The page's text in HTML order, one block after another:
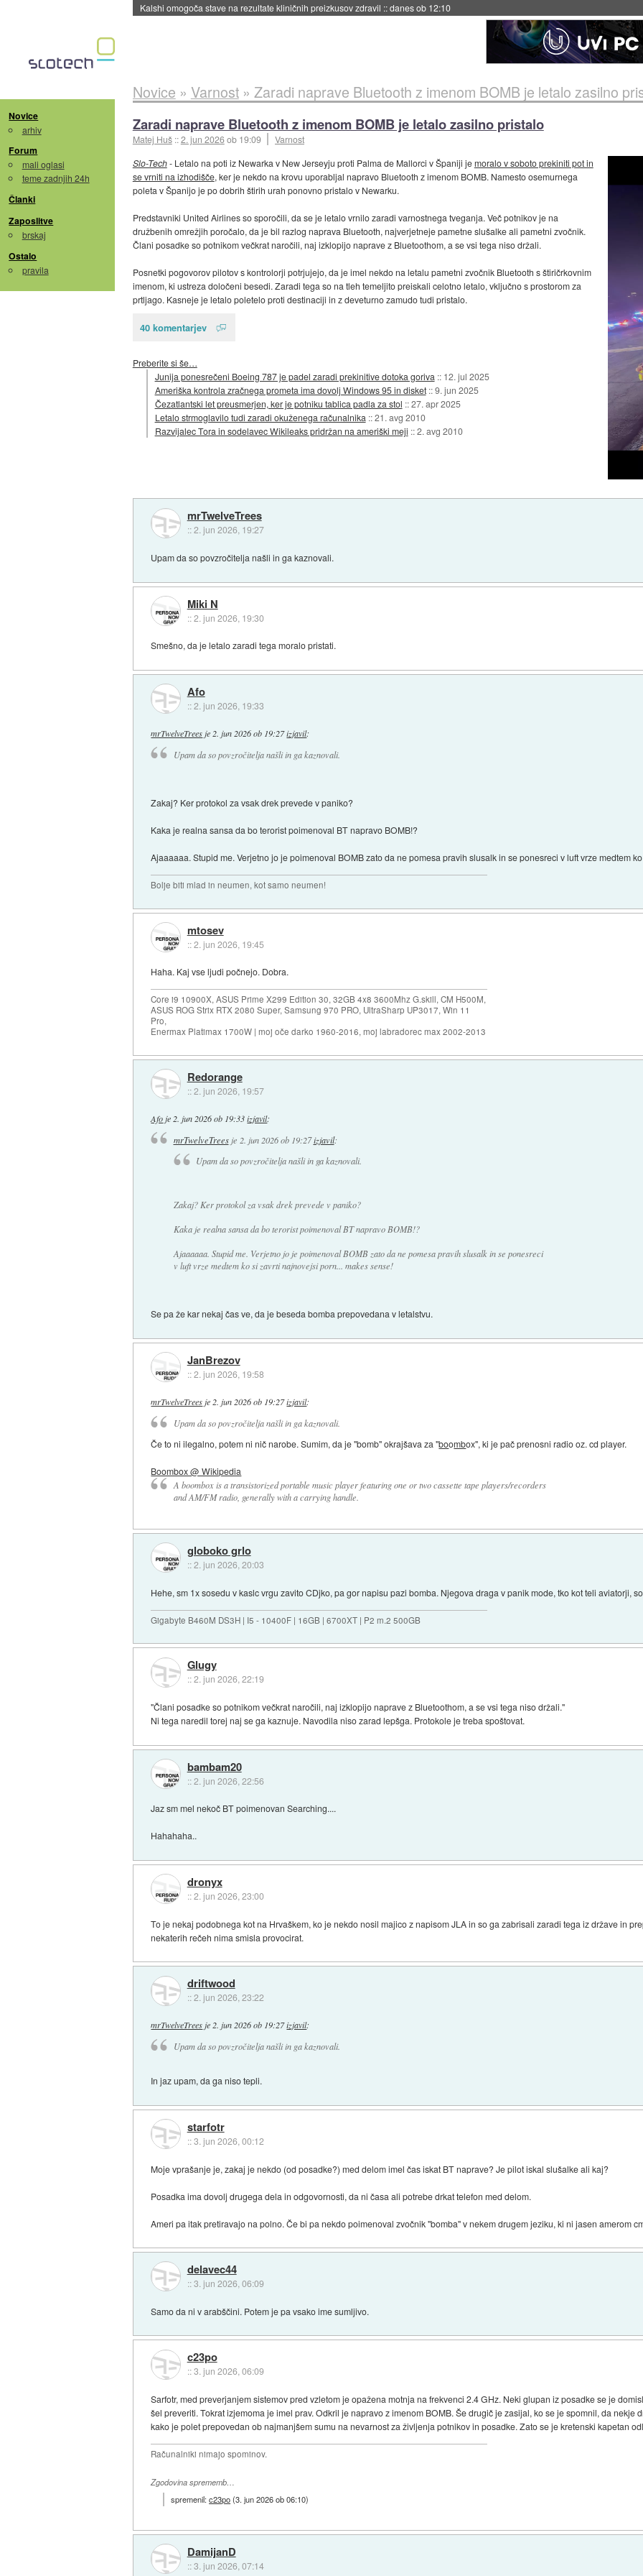
Sandisk že prodal več kot polovico SSD-jev za naslednji dve leti::danes ob 11:37
Novice
arhiv
Forum
mali oglasi
teme zadnjih 24h
Članki
Zaposlitve
brskaj
Ostalo
pravila
Novice » Varnost» Zaradi naprave Bluetooth z imenom BOMB je letalo zasilno
Zaradi naprave Bluetooth z imenom BOMB je letalo zasilno pristalo
Matej Huš ::2. jun 2026ob 19:09
Varnost
Slo-Tech- Letalo na poti iz Newarka v New Jerseyju proti Palma de Mallorci v Španiji jemoralo v soboto prekiniti pot in
se vrniti na izhodišče, ker je nekdo na krovu uporabljal napravo Bluetooth z imenom BOMB. Namesto osemurnega
poleta v Španijo je po dobrih štirih urah ponovno pristalo v Newarku.
Predstavniki United Airlines so sporočili, da se je letalo vrnilo zaradi varnostnega tveganja. Več potnikov je na
družbenih omrežjih poročalo, da je bil razlog naprava Bluetooth, najverjetneje pametne slušalke ali pametni zvočnik.
Člani posadke so potnikom večkrat naročili, naj izklopijo naprave z Bluetoothom, a se vsi tega niso držali.
Posnetki pogovorov pilotov s kontrolorji potrjujejo, da je imel nekdo na letalu pametni zvočnik Bluetooth s štiričrkovnim
imenom, ki ustreza določeni besedi. Zaradi tega so na tleh temeljito preiskali celotno letalo, vključno s prostorom za
prtljago. Kasneje je letalo poletelo proti destinaciji in z deveturno zamudo tudi pristalo.
40 komentarjev
Preberite si še…
Junija ponesrečeni Boeing 787 je padel zaradi prekinitive dotoka goriva :: 12. jul 2025
Ameriška kontrola zračnega prometa ima dovolj Windows 95 in disket ::9. jun 2025
Čezatlantski let preusmerjen, ker je potniku tablica padla za stol ::27. apr 2025
Letalo strmoglavilo tudi zaradi okuženega računalnika ::21. avg 2010
Razvijalec Tora in sodelavec Wikileaks pridržan na ameriški meji ::2. avg 2010
mrTwelveTrees
::2. jun 2026, 19:27
Upam da so povzročitelja našli in ga kaznovali.
Miki N
::2. jun 2026, 19:30
Smešno, da je letalo zaradi tega moralo pristati.
Afo
::2. jun 2026, 19:33
mrTwelveTrees je 2. jun 2026 ob 19:27izjavil:
Upam da so povzročitelja našli in ga kaznovali.
Zakaj? Ker protokol za vsak drek prevede v paniko?
Kaka je realna sansa da bo terorist poimenoval BT napravo BOMB!?
Ajaaaaaa. Stupid me. Verjetno jo je poimenoval BOMB zato da ne pomesa pravih slusalk in se ponesreci v luft vrze medtem
Bolje biti mlad in neumen, kot samo neumen!
mtosev
::2. jun 2026, 19:45
Haha. Kaj vse ljudi počnejo. Dobra.
Core i9 10900X, ASUS Prime X299 Edition 30, 32GB 4x8 3600Mhz G.skill, CM H500M,
ASUS ROG Strix RTX 2080 Super, Samsung 970 PRO, UltraSharp UP3017, Win 11
Pro,
Enermax Platimax 1700W | moj oče darko 1960-2016, moj labradorec max 2002-2013
Redorange
::2. jun 2026, 19:57
Afo je 2. jun 2026 ob 19:33 izjavil:
mrTwelveTreesje 2. jun 2026 ob 19:27 izjavil:
Upam da so povzročitelja našli in ga kaznovali.
Zakaj? Ker protokol za vsak drek prevede v paniko?
Kaka je realna sansa da bo terorist poimenoval BT napravo BOMB!?
Ajaaaaaa. Stupid me. Verjetno jo je poimenoval BOMB zato da ne pomesa pravih slusalk in se ponesreci
v luft vrze medtem ko si zavrti najnovejsi porn... makes sense!
Se pa že kar nekaj čas ve, da je beseda bomba prepovedana v letalstvu.
JanBrezov
::2. jun 2026, 19:58
mrTwelveTrees je 2. jun 2026 ob 19:27izjavil:
Upam da so povzročitelja našli in ga kaznovali.
Če to ni ilegalno, potem ni nič narobe. Sumim, da je "bomb" okrajšava za "boombox", ki je pač prenosni radio oz. cd player.
Boombox @ Wikipedia
A boombox is a transistorized portable music player featuring one or two cassette tape players/recorders
and AM/FM radio, generally with a carrying handle.
globoko grlo
::2. jun 2026, 20:03
Hehe, sm 1x sosedu v kaslc vrgu zavito CDjko, pa gor napisu pazi bomba. Njegova draga v panik mode, tko kot teli aviatorji,
Gigabyte B460M DS3H | I5 - 10400F | 16GB | 6700XT | P2 m.2 500GB
Glugy
::2. jun 2026, 22:19
"Člani posadke so potnikom večkrat naročili, naj izklopijo naprave z Bluetoothom, a se vsi tega niso držali."
Ni tega naredil torej naj se ga kaznuje. Navodila niso zarad lepšga. Protokole je treba spoštovat.
bambam20
::2. jun 2026, 22:56
Jaz sm mel nekoč BT poimenovan Searching....
Hahahaha..
dronyx
::2. jun 2026, 23:00
To je nekaj podobnega kot na Hrvaškem, ko je nekdo nosil majico z napisom JLA in so ga zabrisali zaradi tega iz države in
nekaterih rečeh nima smisla provocirat.
driftwood
::2. jun 2026, 23:22
mrTwelveTrees je 2. jun 2026 ob 19:27izjavil:
Upam da so povzročitelja našli in ga kaznovali.
In jaz upam, da ga niso tepli.
starfotr
::3. jun 2026, 00:12
Moje vprašanje je, zakaj je nekdo (od posadke?) med delom imel čas iskat BT naprave? Je pilot iskal slušalke ali kaj?
Posadka ima dovolj drugega dela in odgovornosti, da ni časa ali potrebe drkat telefon med delom.
Ameri pa itak pretiravajo na polno. Če bi pa nekdo poimenoval zvočnik "bomba" v nekem drugem jeziku, ki ni jasen amerom
delavec44
::3. jun 2026, 06:09
Samo da ni v arabščini. Potem je pa vsako ime sumljivo.
c23po
::3. jun 2026, 06:09
Sarfotr, med preverjanjem sistemov pred vzletom je opažena motnja na frekvenci 2.4 GHz. Neki glupan iz posadke se je
šel preveriti. Tokrat izjemoma je imel prav. Odkril je napravo z imenom BOMB. Še drugič je zasijal, ko se je spomnil, da nekje
kako je polet prepovedan ob najmanjšem sumu na nevarnost za življenja potnikov in posadke. Zato se je kretenski kapetan
Računalniki nimajo spominov.
Zgodovina sprememb…
spremenil:c23po(3. jun 2026 ob 06:10)
DamijanD
::3. jun 2026, 07:14